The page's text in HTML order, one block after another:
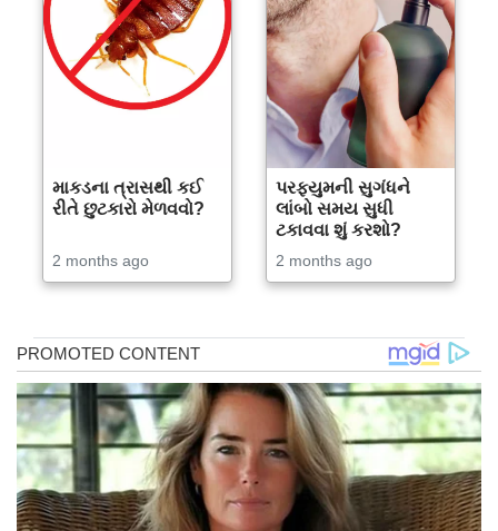
માકડના ત્રાસથી કઈ
રીતે છુટકારો મેળવવો?
2 months ago
પરફ્યુમની સુગંધને
લાંબો સમય સુધી
ટકાવવા શું કરશો?
2 months ago